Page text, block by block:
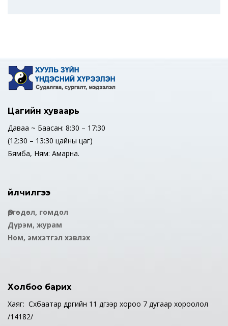
Цагийн хуваарь
Даваа ~ Баасан: 8:30 – 17:30
(12:30 – 13:30 цайны цаг)
Бямба, Ням: Амарна.
Үйлчилгээ
Өргөдөл, гомдол
Дүрэм, журам
Ном, эмхэтгэл хэвлэх
Холбоо барих
Хаяг: Сүхбаатар дүүргийн 11 дүгээр хороо 7 дугаар хороолол
/14182/